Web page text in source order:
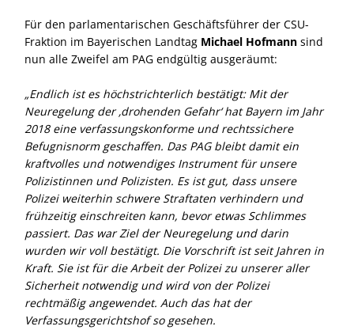
Für den parlamentarischen Geschäftsführer der CSU-
Fraktion im Bayerischen Landtag Michael Hofmann sind
nun alle Zweifel am PAG endgültig ausgeräumt:
Endlich ist es höchstrichterlich bestätigt: Mit der
Neuregelung der ‚drohenden Gefahr‘ hat Bayern im Jahr
2018 eine verfassungskonforme und rechtssichere
Befugnisnorm geschaffen. Das PAG bleibt damit ein
kraftvolles und notwendiges Instrument für unsere
Polizistinnen und Polizisten. Es ist gut, dass unsere
Polizei weiterhin schwere Straftaten verhindern und
frühzeitig einschreiten kann, bevor etwas Schlimmes
passiert. Das war Ziel der Neuregelung und darin
wurden wir voll bestätigt. Die Vorschrift ist seit Jahren in
Kraft. Sie ist für die Arbeit der Polizei zu unserer aller
Sicherheit notwendig und wird von der Polizei
rechtmäßig angewendet. Auch das hat der
Verfassungsgerichtshof so gesehen.